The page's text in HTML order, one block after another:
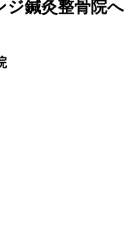
ジ鍼灸整骨院へ